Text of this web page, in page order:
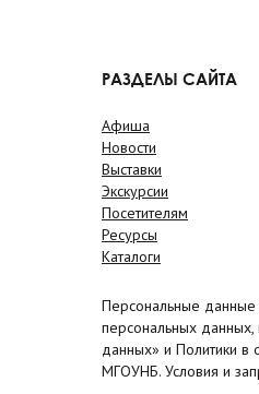
РАЗДЕЛЫ САЙТА
Афиша
Новости
Выставки
Экскурсии
Посетителям
Ресурсы
Каталоги
Персональные данные
персональных
данных» и Политики в
МГОУНБ. Условия и